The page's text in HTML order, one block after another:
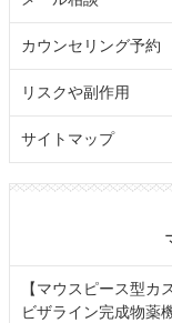
カウンセリング予約
リスクや副作用
サイトマップ
【マウスピース型
ビザライン完成物薬